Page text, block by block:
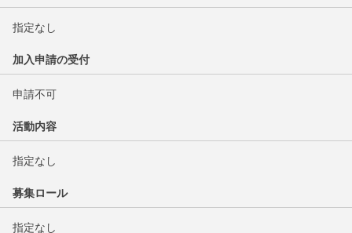
指定なし
加入申請の受付
申請不可
活動内容
指定なし
募集ロール
指定なし